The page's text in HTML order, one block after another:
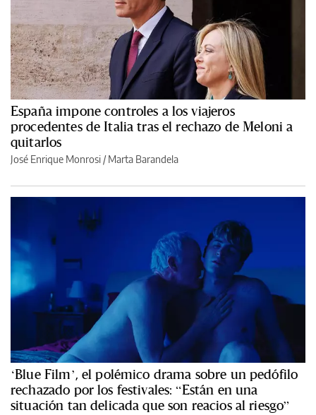
España impone controles a los viajeros
procedentes de Italia tras el rechazo de Meloni a
quitarlos
José Enrique Monrosi / Marta Barandela
‘Blue Film’, el polémico drama sobre un pedófilo
rechazado por los festivales: “Están en una
situación tan delicada que son reacios al riesgo”